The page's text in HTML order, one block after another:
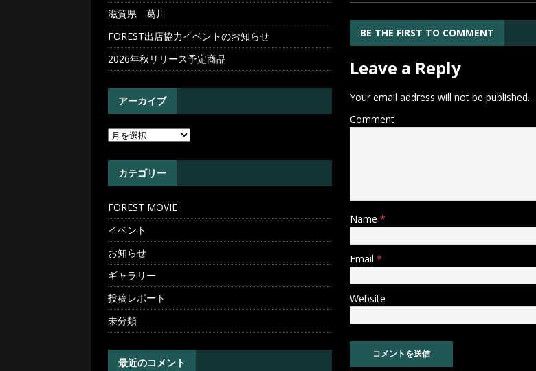
BE THE FIRST TO COMMENT
Leave a Reply
Your email address will not be published.
Comment
Name *
Email *
Website
滋賀県 葛川
FOREST出店協力イベントのお知らせ
2026年秋リリース予定商品
アーカイブ
カテゴリー
FOREST MOVIE
イベント
お知らせ
ギャラリー
投稿レポート
未分類
最近のコメント